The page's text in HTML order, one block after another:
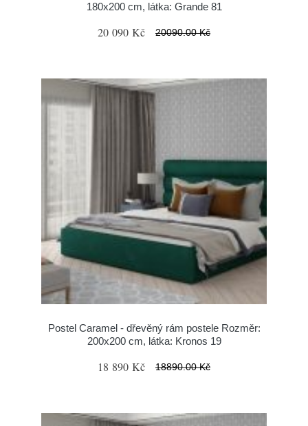
180x200 cm, látka: Grande 81
20 090 Kč 20090.00 Kč
Postel Caramel - dřevěný rám postele Rozměr:
200x200 cm, látka: Kronos 19
18 890 Kč 18890.00 Kč